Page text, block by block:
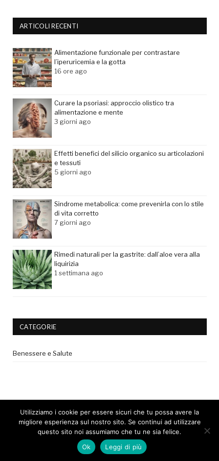
ARTICOLI RECENTI
Alimentazione funzionale per contrastare
l’iperuricemia e la gotta
16 ore ago
Curare la psoriasi: approccio olistico tra
alimentazione e mente
3 giorni ago
Effetti benefici del silicio organico su articolazioni
e tessuti
5 giorni ago
Sindrome metabolica: come prevenirla con lo stile
di vita corretto
7 giorni ago
Rimedi naturali per la gastrite: dall’aloe vera alla
liquirizia
1 settimana ago
CATEGORIE
Benessere e Salute
© 2017 - Tutti i diritti riservati. |Privacy Policy
| Cookie Policy
Utilizziamo i cookie per essere sicuri che tu possa avere la
migliore esperienza sul nostro sito. Se continui ad utilizzare
questo sito noi assumiamo che tu ne sia felice.
Ok
Leggi di più